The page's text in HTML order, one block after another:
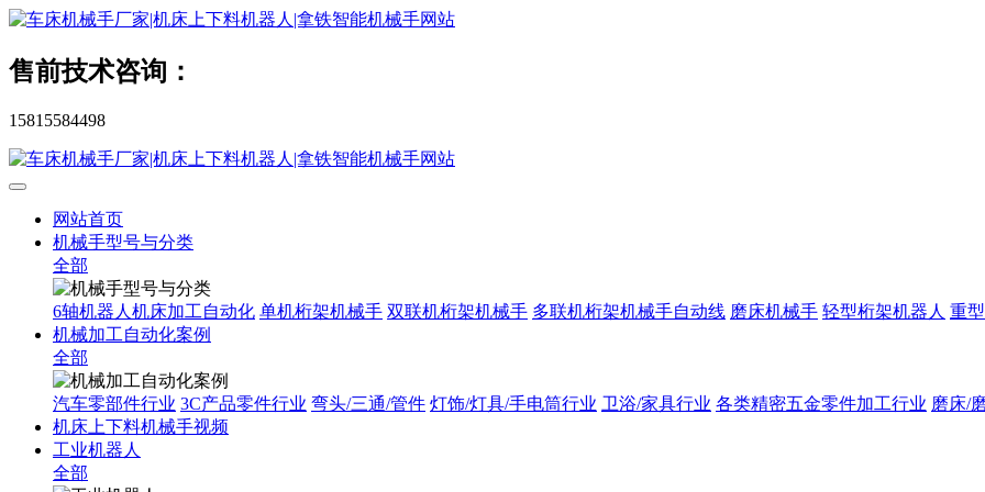
售前技术咨询：
15815584498
网站首页
机械手型号与分类
全部
6轴机器人机床加工自动化 单机桁架机械手 双联机桁架机械手 多联机桁架机械手自动线 磨床机械手 轻型桁架机器人 重
机械加工自动化案例
全部
汽车零部件行业 3C产品零件行业 弯头/三通/管件 灯饰/灯具/手电筒行业 卫浴/家具行业 各类精密五金零件加工行业 磨床/
机床上下料机械手视频
工业机器人
全部